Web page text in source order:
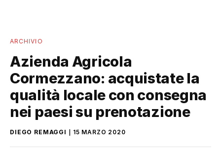
ARCHIVIO
Azienda Agricola
Cormezzano: acquistate la
qualità locale con consegna
nei paesi su prenotazione
DIEGO REMAGGI 15 MARZO 2020